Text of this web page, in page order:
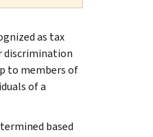
as tax
discrimination
to members of
of a
based